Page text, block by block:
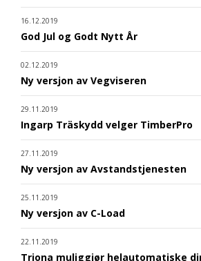
16.12.2019
God Jul og Godt Nytt År
02.12.2019
Ny versjon av Vegviseren
29.11.2019
Ingarp Träskydd velger TimberPro
27.11.2019
Ny versjon av Avstandstjenesten
25.11.2019
Ny versjon av C-Load
22.11.2019
Triona muliggjør helautomatiske